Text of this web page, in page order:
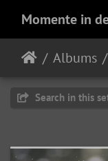
Momente in
Albums
Search in this